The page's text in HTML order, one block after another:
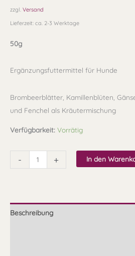
zzgl. Versand
Lieferzeit: ca. 2-3 Werktage
50g
Ergänzungsfuttermittel für Hunde
Brombeerblätter, Kamillenblüten,
und Fenchel als Kräutermischung
Verfügbarkeit: Vorrätig
- + In den
Beschreibung